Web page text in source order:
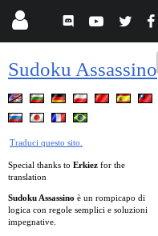
Sudoku Assassino
Traduci questo sito.
Special thanks to Erkiez for the
translation
Sudoku Assassino è un rompicapo di
logica con regole semplici e soluzioni
impegnative.